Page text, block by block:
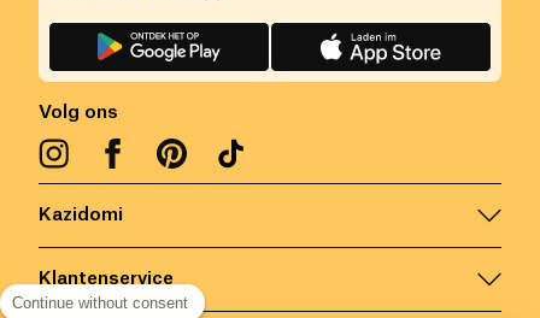
Kazidomi
Klantenservice
Volg ons
Continue without consent